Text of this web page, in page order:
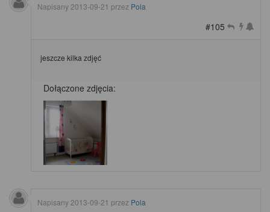
Napisany 2013-09-21 przez Pola
#105
jeszcze kilka zdjęć
Dołączone zdjęcia:
Napisany 2013-09-21 przez Pola